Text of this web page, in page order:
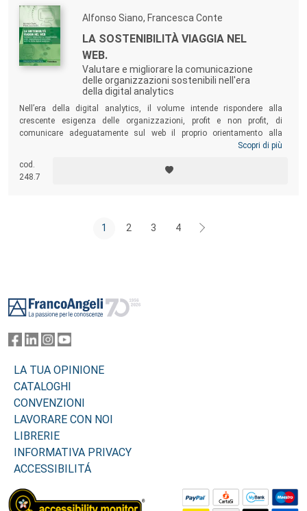
Alfonso Siano, Francesca Conte
LA SOSTENIBILITÀ VIAGGIA NEL
WEB.
Valutare e migliorare la comunicazione
delle organizzazioni sostenibili nell'era
della digital analytics
Nell’era della digital analytics, il volume intende rispondere alla
crescente esigenza delle organizzazioni, profit e non profit, di
comunicare adeguatamente sul web il proprio orientamento alla
sostenibilità e le proprie iniziative in materia, avvalendosi di metriche
nel volume viene proposto, descritto e testato un modello operativo
che permette di valutare i corporate website e di offrire indicazioni per
Scopri di più
cod.
248.7
1 2 3 4
LA TUA OPINIONE
CATALOGHI
CONVENZIONI
LAVORARE CON NOI
LIBRERIE
INFORMATIVA PRIVACY
ACCESSIBILITÁ